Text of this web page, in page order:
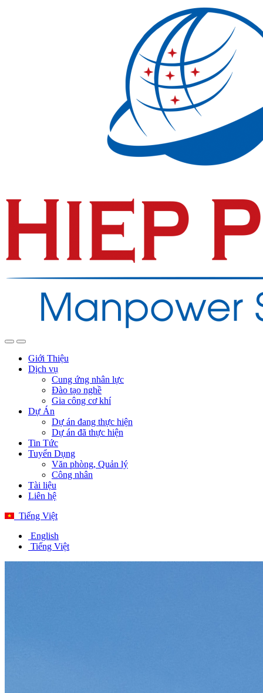
Giới Thiệu
Dịch vụ
Cung ứng nhân lực
Đào tạo nghề
Gia công cơ khí
Dự Án
Dự án đang thực hiện
Dự án đã thực hiện
Tin Tức
Tuyển Dụng
Văn phòng, Quản lý
Công nhân
Tài liệu
Liên hệ
Tiếng Việt
English
Tiếng Việt